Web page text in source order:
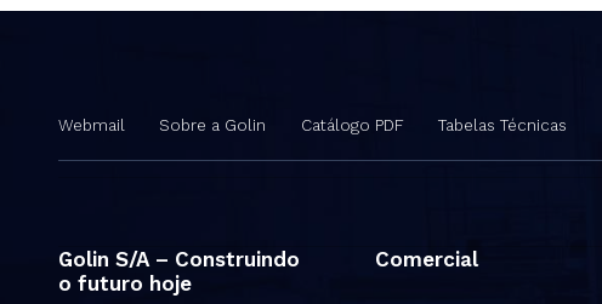
Webmail Sobre a Golin Catálogo PDF Tabelas Técnicas
Golin S/A – Construindo
o futuro hoje
Comercial